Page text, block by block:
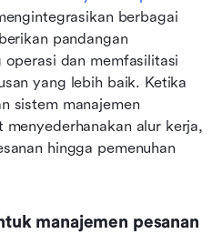
berbagai
pandangan
operasi dan memfasilitasi
yang lebih baik. Ketika
sistem manajemen
menyederhanakan alur kerja,
hingga pemenuhan
manajemen pesanan